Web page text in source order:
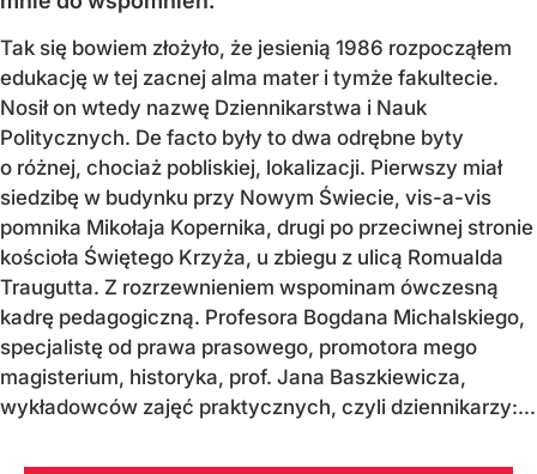
Tak się bowiem złożyło, że jesienią 1986 rozpocząłem
edukację w tej zacnej alma mater i tymże fakultecie.
Nosił on wtedy nazwę Dziennikarstwa i Nauk
Politycznych. De facto były to dwa odrębne byty
o różnej, chociaż pobliskiej, lokalizacji. Pierwszy miał
siedzibę w budynku przy Nowym Świecie, vis-a-vis
pomnika Mikołaja Kopernika, drugi po przeciwnej stronie
kościoła Świętego Krzyża, u zbiegu z ulicą Romualda
Traugutta. Z rozrzewnieniem wspominam ówczesną
kadrę pedagogiczną. Profesora Bogdana Michalskiego,
specjalistę od prawa prasowego, promotora mego
magisterium, historyka, prof. Jana Baszkiewicza,
wykładowców zajęć praktycznych, czyli dziennikarzy:...